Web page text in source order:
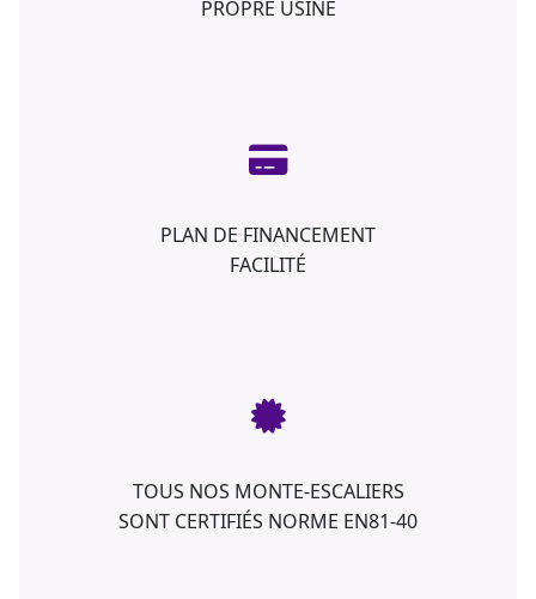
PROPRE USINE
PLAN DE FINANCEMENT
FACILITÉ
TOUS NOS MONTE-ESCALIERS
SONT CERTIFIÉS NORME EN81-40